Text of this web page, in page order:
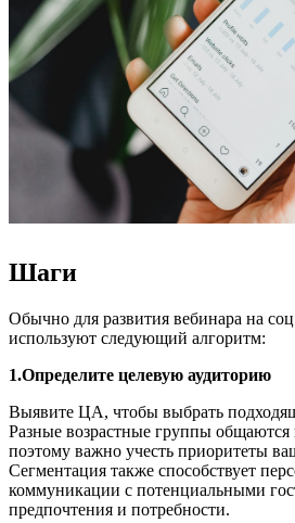
Шаги
Обычно для развития вебинара на
используют следующий алгоритм:
1.Определите целевую аудиторию
Выявите ЦА, чтобы выбрать
Разные возрастные группы общаются
поэтому важно учесть приоритеты
Сегментация также способствует
коммуникации с потенциальными
предпочтения и потребности.